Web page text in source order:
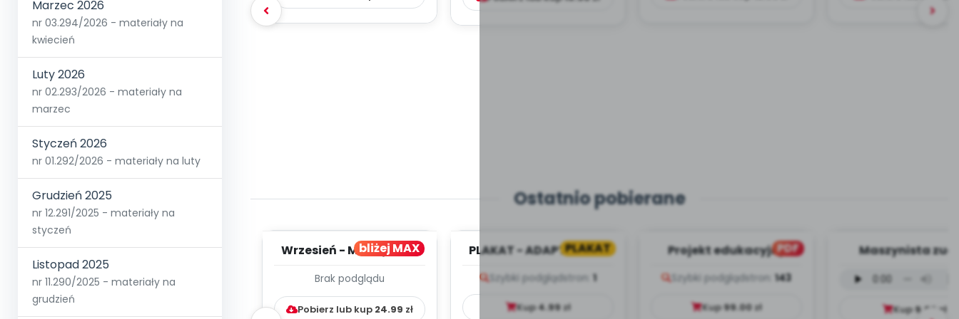
Marzec 2026
nr 03.294/2026 - materiały na
kwiecień
Luty 2026
nr 02.293/2026 - materiały na
marzec
Styczeń 2026
nr 01.292/2026 - materiały na luty
Grudzień 2025
nr 12.291/2025 - materiały na
styczeń
Listopad 2025
nr 11.290/2025 - materiały na
grudzień
Ostatnio pobierane
bliżej MAX
Wrzesień - MIESIĘCZNY
WYCHOWAWCZO –
DYDAKTYC...
Brak podglądu
Pobierz lub kup 24.99 zł
PLAKAT
PLAKAT - ADAPTACJA -
Szybki podglądstron: 1
Kup4.99zł
PDF
Projekt edukacyjny
Szybki podglądstron: 143
Kup99.00zł
Maszynista
mp3)
Kup9.99 zł